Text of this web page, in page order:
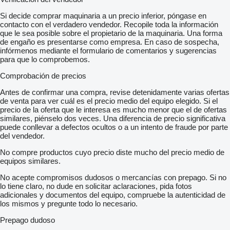
Si decide comprar maquinaria a un precio inferior, póngase en
contacto con el verdadero vendedor. Recopile toda la información
que le sea posible sobre el propietario de la maquinaria. Una forma
de engaño es presentarse como empresa. En caso de sospecha,
infórmenos mediante el formulario de comentarios y sugerencias
para que lo comprobemos.
Comprobación de precios
Antes de confirmar una compra, revise detenidamente varias ofertas
de venta para ver cuál es el precio medio del equipo elegido. Si el
precio de la oferta que le interesa es mucho menor que el de ofertas
similares, piénselo dos veces. Una diferencia de precio significativa
puede conllevar a defectos ocultos o a un intento de fraude por parte
del vendedor.
No compre productos cuyo precio diste mucho del precio medio de
equipos similares.
No acepte compromisos dudosos o mercancías con prepago. Si no
lo tiene claro, no dude en solicitar aclaraciones, pida fotos
adicionales y documentos del equipo, compruebe la autenticidad de
los mismos y pregunte todo lo necesario.
Prepago dudoso